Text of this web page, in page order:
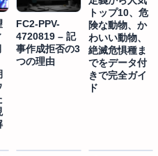
FC2-PPV-
4720819 – 記
事作成拒否の3
つの理由
トップ10、危
険な動物、か
わいい動物、
絶滅危惧種ま
でをデータ付
きで完全ガイ
ド